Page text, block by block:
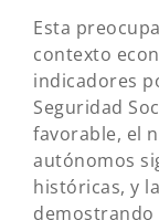
Esta
contexto
indicadores
Seguridad
favorable, el
autónomos
históricas, y
demostrando